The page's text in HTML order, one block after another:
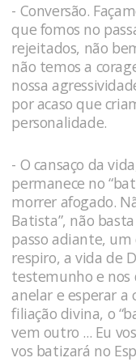
- Conversão.
que fomos no
rejeitados, não
não temos a
nossa
por acaso que
personalidade.
- O cansaço da
permanece no
morrer afogado.
Batista”, não
passo adiante, um
respiro, a vida de
testemunho e nos
anelar e esperar a
filiação divina, o
vem outro ... Eu
vos batizará no